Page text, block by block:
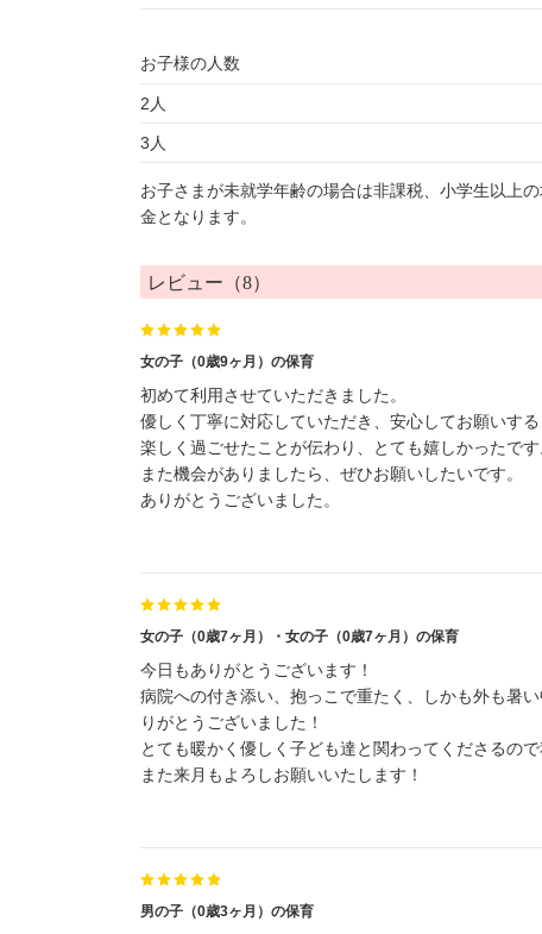
お子様の人数
2人
3人
お子さまが未就学年齢の場合は非課税、小学生以上
金となります。
レビュー（8）
女の子（0歳9ヶ月）の保育
初めて利用させていただきました。
優しく丁寧に対応していただき、安心してお願いする
楽しく過ごせたことが伝わり、とても嬉しかったです
また機会がありましたら、ぜひお願いしたいです。
ありがとうございました。
女の子（0歳7ヶ月）・女の子（0歳7ヶ月）の保育
今日もありがとうございます！
病院への付き添い、抱っこで重たく、しかも外も暑
りがとうございました！
とても暖かく優しく子ども達と関わってくださるので
また来月もよろしお願いいたします！
男の子（0歳3ヶ月）の保育